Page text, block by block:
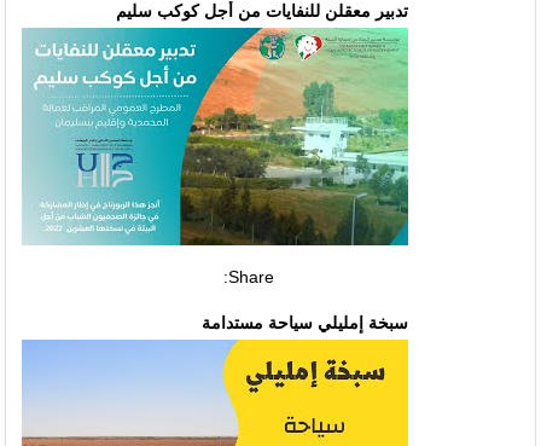
تدبير معقلن للنفايات من أجل كوكب سليم
Share:
سبخة إمليلي سياحة مستدامة